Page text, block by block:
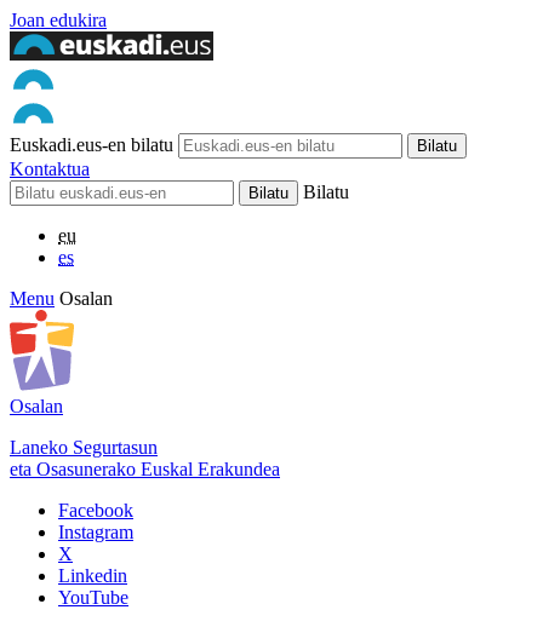
Joan edukira
Euskadi.eus-en bilatu
Kontaktua
Bilatu
eu
es
Menu Osalan
Osalan
Laneko Segurtasun
eta Osasunerako Euskal Erakundea
Facebook
Instagram
X
Linkedin
YouTube